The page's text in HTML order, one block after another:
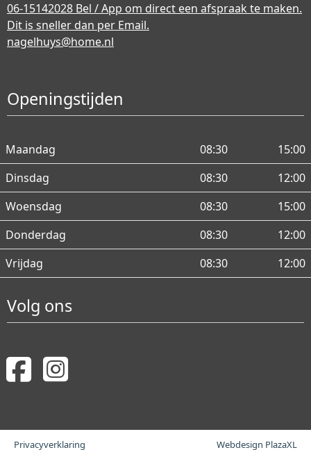
06-15142028 Bel / App om direct een afspraak te maken.
Dit is sneller dan per Email.
nagelhuys@home.nl
Openingstijden
Maandag 08:30
15:00
Dinsdag
08:30
12:00
Woensdag
08:30
15:00
Donderdag
08:30
12:00
Vrijdag
08:30 12:00
Volg ons
Privacyverklaring Webdesign PlazaXL